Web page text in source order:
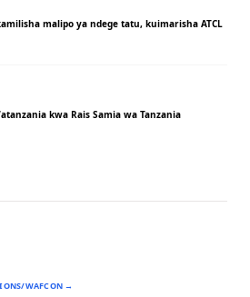
malipo ya ndege tatu, kuimarisha ATCL
kwa Rais Samia wa Tanzania
WAFCON →